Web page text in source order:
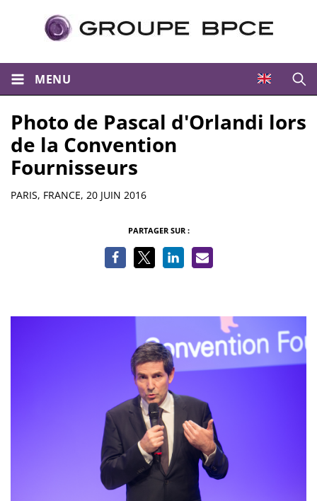
MENU
Photo de Pascal d'Orlandi lors
de la Convention
Fournisseurs
Informations
PARIS, FRANCE, 20 JUIN 2016
PARTAGER SUR :